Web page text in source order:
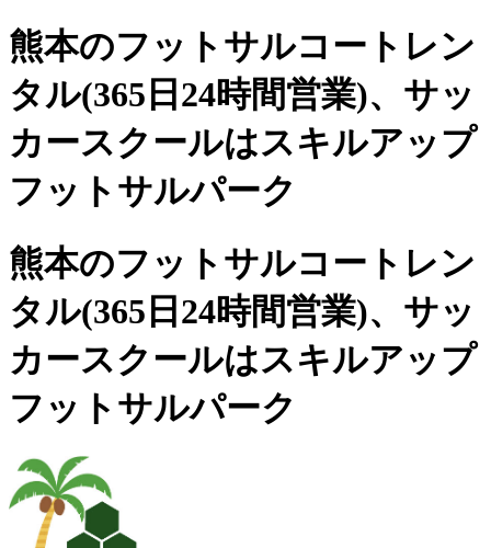
熊本のフットサルコートレン
タル(365日24時間営業)、 サッ
カースクールはスキルアップ
フットサルパーク
熊本のフットサルコートレン
タル(365日24時間営業)、サッ
カースクールはスキルアップ
フットサルパーク